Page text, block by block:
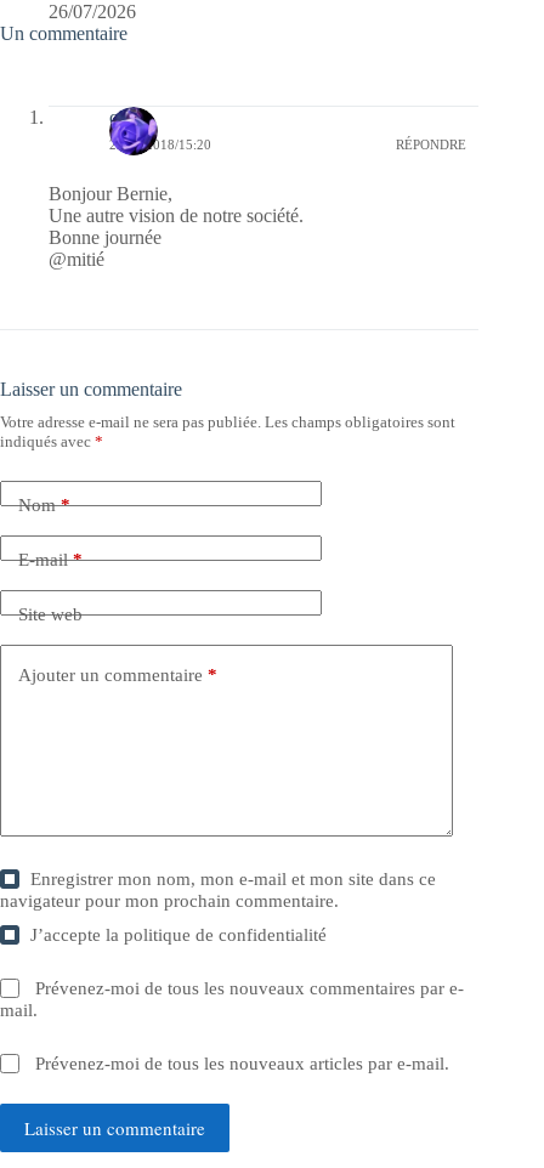
26/07/2026
Un commentaire
covix
21/01/2018/15:20 RÉPONDRE
Bonjour Bernie,
Une autre vision de notre société.
Bonne journée
@mitié
Laisser un commentaire
Votre adresse e-mail ne sera pas publiée. Les champs obligatoires sont
indiqués avec *
Nom*
E-mail*
Site web
Ajouter un commentaire *
Enregistrer mon nom, mon e-mail et mon site dans ce
navigateur pour mon prochain commentaire.
J’accepte lapolitique de confidentialité
Prévenez-moi de tous les nouveaux commentaires par e-
mail.
Prévenez-moi de tous les nouveaux articles par e-mail.
Laisser un commentaire